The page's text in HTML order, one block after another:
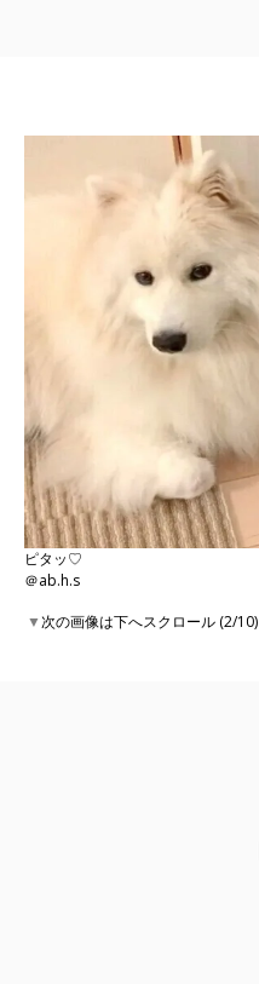
ピタッ♡
＠ab.h.s
▼次の画像は下へスクロール (2/10)